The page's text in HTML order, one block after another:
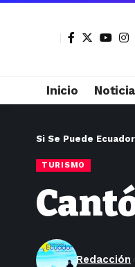
Inicio
Si Se Puede Ecuador
TURISMO
Redacción